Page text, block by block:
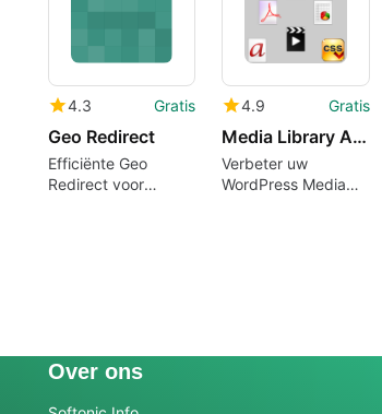
4.3 Gratis
Geo Redirect
Efficiënte Geo
Redirect voor
4.9 Gratis
Media Library Assistant
Verbeter uw
WordPress Media
Over ons